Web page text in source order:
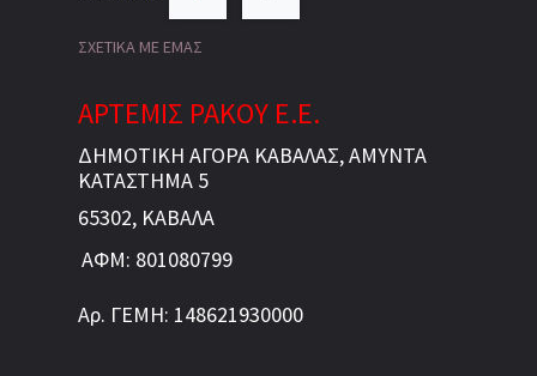
ΣΧΕΤΙΚΑ ΜΕ ΕΜΑΣ
ΑΡΤΕΜΙΣ ΡΑΚΟΥ Ε.Ε.
ΔΗΜΟΤΙΚΗ ΑΓΟΡΑ ΚΑΒΑΛΑΣ, ΑΜΥΝΤΑ
ΚΑΤΑΣΤΗΜΑ 5
65302, ΚΑΒΑΛΑ
ΑΦΜ: 801080799
Αρ. ΓΕΜΗ: 148621930000